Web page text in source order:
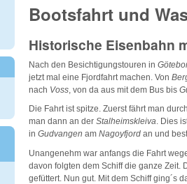
Bootsfahrt und
Historische Eisenbahn
Nach den Besichtigungstouren in
jetzt mal eine Fjordfahrt machen. Von
nach Voss , von da aus mit dem Bus bis
Die Fahrt ist spitze. Zuerst fährt man
man dann an der Stalheimskleiva. Dies
in Gudvangen am Nagoyfjord an und
Unangenehm war anfangs die Fahrt
davon folgten dem Schiff die ganze Zeit.
gefüttert. Nun gut. Mit dem Schiff ging´s